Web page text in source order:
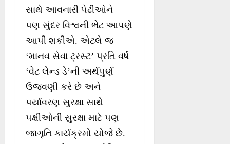
સાથે આવનારી પેઢીઓને
પણ સુંદર વિશ્વની ભેટ આપણે
આપી શકીએ. એટલે જ
‘માનવ સેવા ટ્રસ્ટ’ પ્રતિ વર્ષ
‘વેટ લેન્ડ ડે’ની અર્થપુર્ણ
ઉજવણી કરે છે અને
પર્યાવરણ સુરક્ષા સાથે
પક્ષીઓની સુરક્ષા માટે પણ
જાગૃતિ કાર્યક્રમો યોજે છે.